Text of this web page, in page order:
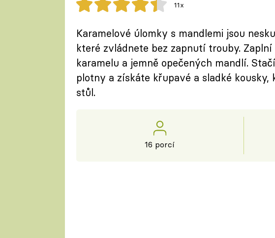
11x
Karamelové úlomky s mandlemi jsou
které zvládnete bez zapnutí trouby.
karamelu a jemně opečených mandlí.
plotny a získáte křupavé a sladké
stůl.
16 porcí